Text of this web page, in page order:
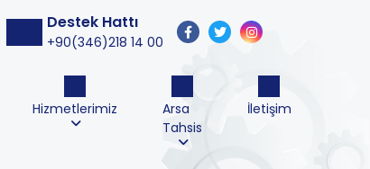
Destek Hattı
+90(346)218 14 00
Hizmetlerimiz
Arsa
Tahsis
İletişim